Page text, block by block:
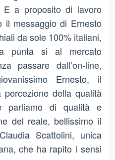
E a proposito di lavoro
il messaggio di Ernesto
da sole 100% italiani,
punta si al mercato
passare dall’on-line,
Ernesto, il
percezione della qualità
di qualità e
del reale, bellissimo il
Scattolini, unica
che ha rapito i sensi